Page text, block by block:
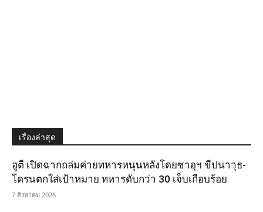
เรื่องล่าสุด
ฮูตี เปิดฉากถล่มค่ายทหารหนุนหลังโดยซาอุฯ ขีปนาวุธ-
โดรนตกใส่เป้าหมาย ทหารดับกว่า 30 เจ็บเกือบร้อย
7 สิงหาคม 2026